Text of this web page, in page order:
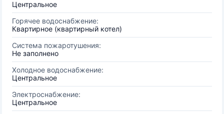
Центральное
Горячее водоснабжение:
Квартирное (квартирный котел)
Система пожаротушения:
Не заполнено
Холодное водоснабжение:
Центральное
Электроснабжение:
Центральное